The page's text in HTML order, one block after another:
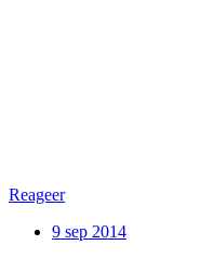
Reageer
9 sep 2014